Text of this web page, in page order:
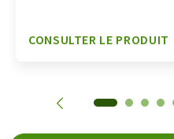
CONSULTER LE PRODUIT